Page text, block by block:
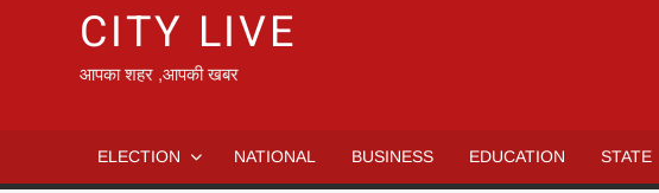
CITY LIVE
आपका शहर ,आपकी खबर
ELECTION NATIONAL BUSINESS EDUCATION STATE